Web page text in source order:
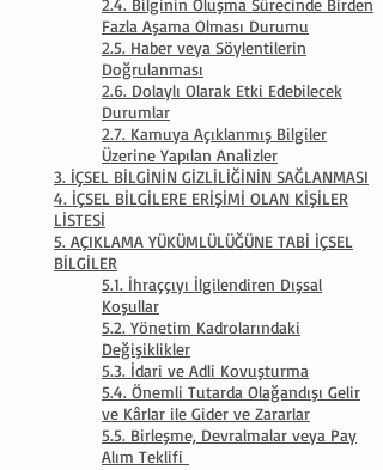
2.4. Bilginin Oluşma Sürecinde Birden
Fazla Aşama Olması Durumu
2.5. Haber veya Söylentilerin
Doğrulanması
2.6. Dolaylı Olarak Etki Edebilecek
Durumlar
2.7. Kamuya Açıklanmış Bilgiler
Üzerine Yapılan Analizler
3. İÇSEL BİLGİNİN GİZLİLİĞİNİN SAĞLANMASI
4. İÇSEL BİLGİLERE ERİŞİMİ OLAN KİŞİLER
LİSTESİ
5. AÇIKLAMA YÜKÜMLÜLÜĞÜNE TABİ İÇSEL
BİLGİLER
5.1. İhraççıyı İlgilendiren Dışsal
Koşullar
5.2. Yönetim Kadrolarındaki
Değişiklikler
5.3. İdari ve Adli Kovuşturma
5.4. Önemli Tutarda Olağandışı Gelir
ve Kârlar ile Gider ve Zararlar
5.5. Birleşme, Devralmalar veya Pay
Alım Teklifi